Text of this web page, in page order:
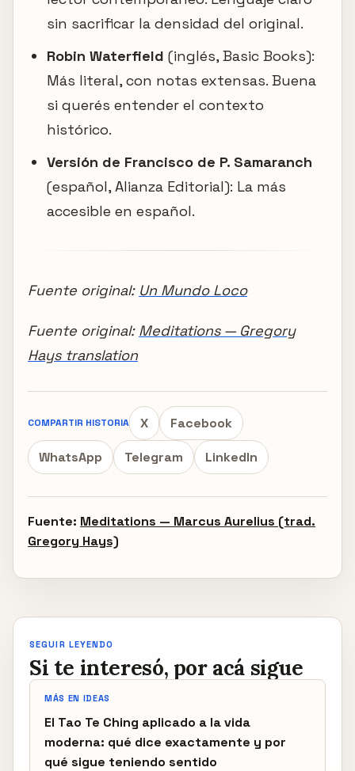
sin sacrificar la densidad del original.
Robin Waterfield (inglés, Basic Books):
Más literal, con notas extensas. Buena
si querés entender el contexto
histórico.
Versión de Francisco de P. Samaranch
(español, Alianza Editorial): La más
accesible en español.
Fuente original: Un Mundo Loco
Fuente original: Meditations — Gregory
Hays translation
COMPARTIR HISTORIA X Facebook
WhatsApp Telegram LinkedIn
Fuente: Meditations — Marcus Aurelius (trad.
Gregory Hays)
SEGUIR LEYENDO
Si te interesó, por acá sigue
MÁS EN IDEAS
El Tao Te Ching aplicado a la vida
moderna: qué dice exactamente y por
qué sigue teniendo sentido